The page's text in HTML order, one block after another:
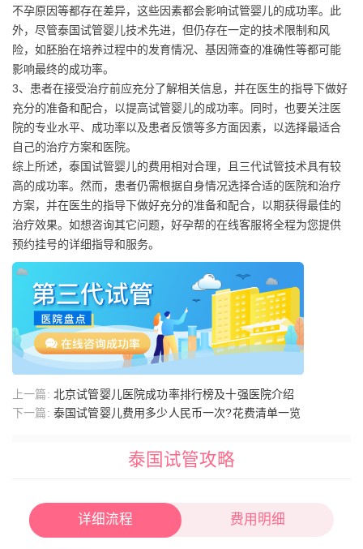
不孕原因等都存在差异，这些因素都会影响试管婴儿的成功率。此
外，尽管泰国试管婴儿技术先进，但仍存在一定的技术限制和风
险，如胚胎在培养过程中的发育情况、基因筛查的准确性等都可能
影响最终的成功率。
3、患者在接受治疗前应充分了解相关信息，并在医生的指导下做好
充分的准备和配合，以提高试管婴儿的成功率。同时，也要关注医
院的专业水平、成功率以及患者反馈等多方面因素，以选择最适合
自己的治疗方案和医院。
综上所述，泰国试管婴儿的费用相对合理，且三代试管技术具有较
高的成功率。然而，患者仍需根据自身情况选择合适的医院和治疗
方案，并在医生的指导下做好充分的准备和配合，以期获得最佳的
治疗效果。如想咨询其它问题，好孕帮的在线客服将全程为您提供
预约挂号的详细指导和服务。
上一篇: 北京试管婴儿医院成功率排行榜及十强医院介绍
下一篇: 泰国试管婴儿费用多少人民币一次?花费清单一览
泰国试管攻略
详细流程 费用明细